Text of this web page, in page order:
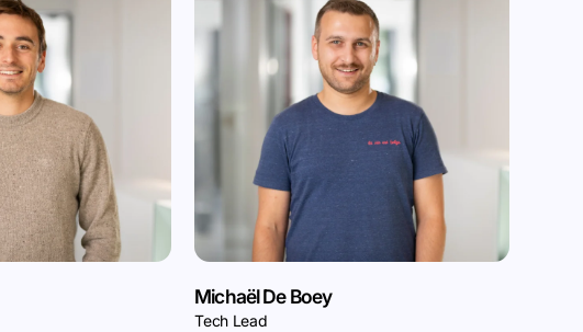
Michaël De Boey
Tech Lead